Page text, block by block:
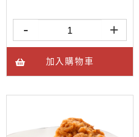
- +
加入購物車